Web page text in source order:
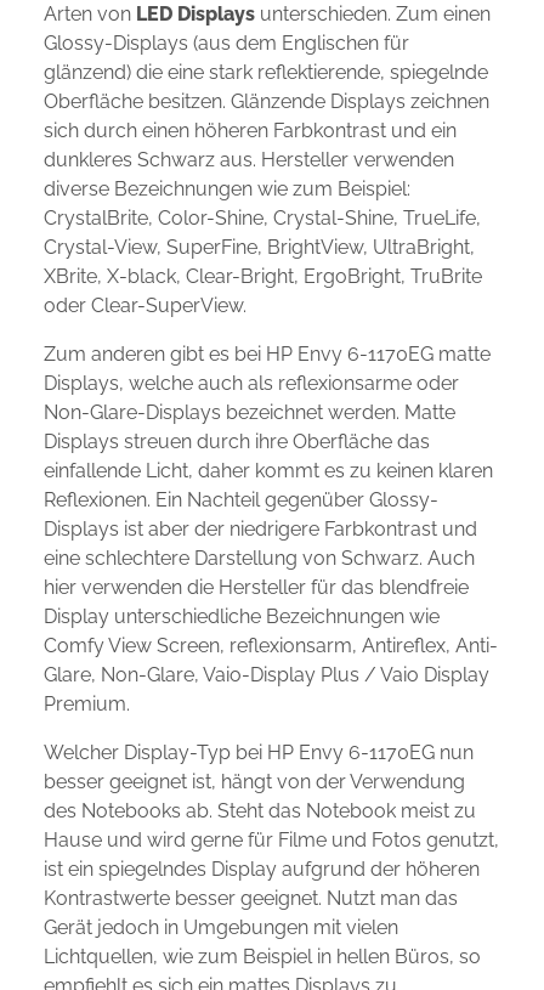
Arten von LED Displays unterschieden. Zum einen
Glossy-Displays (aus dem Englischen für
glänzend) die eine stark reflektierende, spiegelnde
Oberfläche besitzen. Glänzende Displays zeichnen
sich durch einen höheren Farbkontrast und ein
dunkleres Schwarz aus. Hersteller verwenden
diverse Bezeichnungen wie zum Beispiel:
CrystalBrite, Color-Shine, Crystal-Shine, TrueLife,
Crystal-View, SuperFine, BrightView, UltraBright,
XBrite, X-black, Clear-Bright, ErgoBright, TruBrite
oder Clear-SuperView.
Zum anderen gibt es bei HP Envy 6-1170EG matte
Displays, welche auch als reflexionsarme oder
Non-Glare-Displays bezeichnet werden. Matte
Displays streuen durch ihre Oberfläche das
einfallende Licht, daher kommt es zu keinen klaren
Reflexionen. Ein Nachteil gegenüber Glossy-
Displays ist aber der niedrigere Farbkontrast und
eine schlechtere Darstellung von Schwarz. Auch
hier verwenden die Hersteller für das blendfreie
Display unterschiedliche Bezeichnungen wie
Comfy View Screen, reflexionsarm, Antireflex, Anti-
Glare, Non-Glare, Vaio-Display Plus / Vaio Display
Premium.
Welcher Display-Typ bei HP Envy 6-1170EG nun
besser geeignet ist, hängt von der Verwendung
des Notebooks ab. Steht das Notebook meist zu
Hause und wird gerne für Filme und Fotos genutzt,
ist ein spiegelndes Display aufgrund der höheren
Kontrastwerte besser geeignet. Nutzt man das
Gerät jedoch in Umgebungen mit vielen
Lichtquellen, wie zum Beispiel in hellen Büros, so